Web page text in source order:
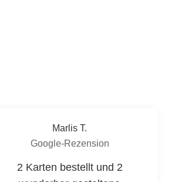
Marlis T.
Google-Rezension
2 Karten bestellt und 2